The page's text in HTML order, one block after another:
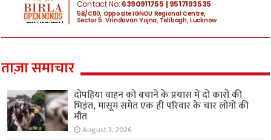
ताज़ा समाचार
दोपहिया वाहन को बचाने के प्रयास में दो कारों की
भिड़ंत, मासूम समेत एक ही परिवार के चार लोगों की
मौत
August 3, 2026